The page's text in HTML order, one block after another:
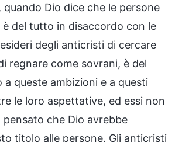
quando Dio dice che le persone
del tutto in disaccordo con le
degli anticristi di cercare
regnare come sovrani, è del
queste ambizioni e a questi
le loro aspettative, ed essi non
pensato che Dio avrebbe
titolo alle persone. Gli anticristi